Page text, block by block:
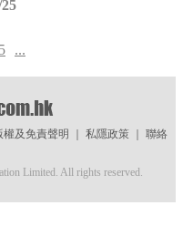
5 ...
權及免責聲明 私隱政策｜ 聯絡
Limited. All rights reserved.